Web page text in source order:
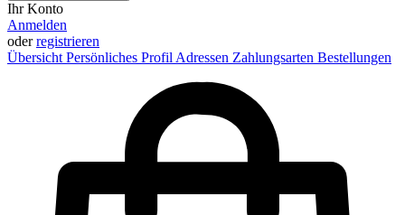
Ihr Konto
Anmelden
oderregistrieren
Übersicht Persönliches Profil Adressen Zahlungsarten Bestellungen